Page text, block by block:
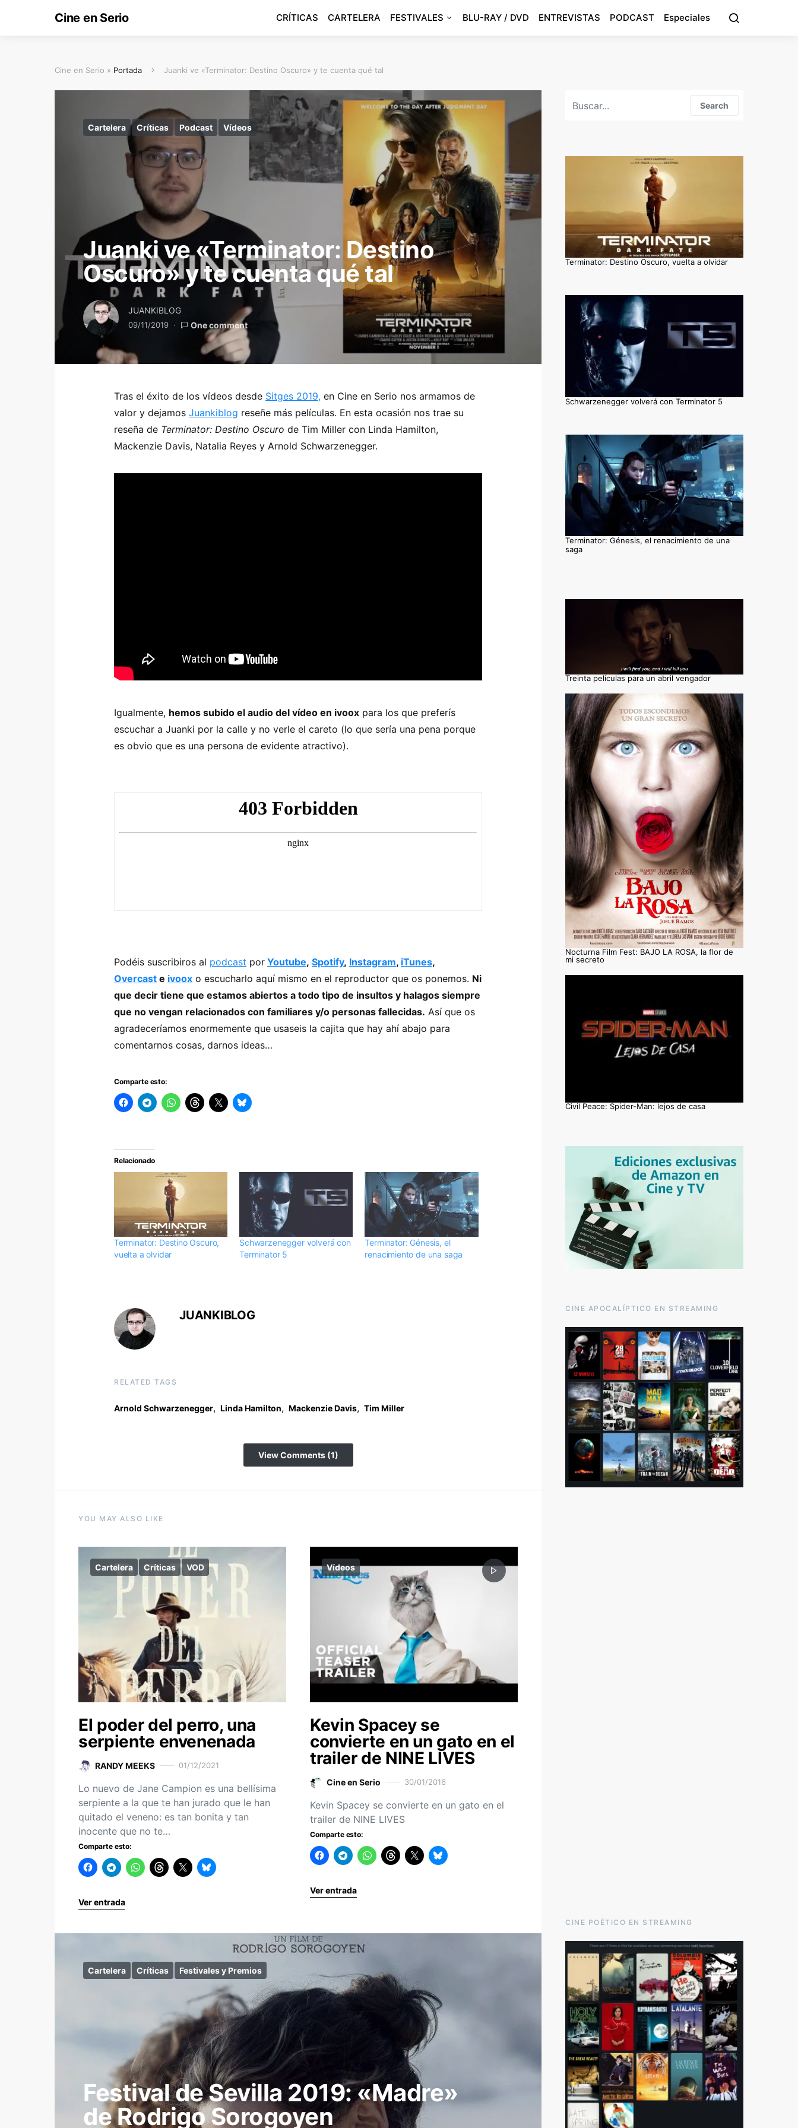
Cine en Serio CRÍTICAS CARTELERA FESTIVALES BLU-RAY / DVD ENTREVISTAS PODCAST Especiales
Cine en Serio » Portada Juanki ve «Terminator: Destino Oscuro» y te cuenta qué tal
Cartelera Críticas Podcast Vídeos
Juanki ve «Terminator: Destino
Oscuro» y te cuenta qué tal
JUANKIBLOG
09/11/2019 One comment
Tras el éxito de los vídeos desde Sitges 2019, en Cine en Serio nos armamos de
valor y dejamos Juankiblog reseñe más películas. En esta ocasión nos trae su
reseña de Terminator: Destino Oscuro de Tim Miller con Linda Hamilton,
Mackenzie Davis, Natalia Reyes y Arnold Schwarzenegger.
Igualmente, hemos subido el audio del vídeo en ivoox para los que preferís
escuchar a Juanki por la calle y no verle el careto (lo que sería una pena porque
es obvio que es una persona de evidente atractivo).
Podéis suscribiros al podcast por Youtube, Spotify, Instagram, iTunes,
Overcast e ivoox o escucharlo aquí mismo en el reproductor que os ponemos. Ni
que decir tiene que estamos abiertos a todo tipo de insultos y halagos siempre
que no vengan relacionados con familiares y/o personas fallecidas. Así que os
agradeceríamos enormemente que usaseis la cajita que hay ahí abajo para
comentarnos cosas, darnos ideas…
Comparte esto:
Relacionado
Terminator: Destino Oscuro,
vuelta a olvidar
Schwarzenegger volverá con
Terminator 5
Terminator: Génesis, el
renacimiento de una saga
JUANKIBLOG
RELATED TAGS
Arnold Schwarzenegger, Linda Hamilton, Mackenzie Davis, Tim Miller
View Comments (1)
YOU MAY ALSO LIKE
Cartelera Críticas VOD
El poder del perro, una
serpiente envenenada
RANDY MEEKS 01/12/2021
Lo nuevo de Jane Campion es una bellísima
serpiente a la que te han jurado que le han
quitado el veneno: es tan bonita y tan
inocente que no te…
Comparte esto:
Ver entrada
Vídeos
Kevin Spacey se
convierte en un gato en el
trailer de NINE LIVES
Cine en Serio 30/01/2016
Kevin Spacey se convierte en un gato en el
trailer de NINE LIVES
Comparte esto:
Ver entrada
Cartelera Críticas Festivales y Premios
Festival de Sevilla 2019: «Madre»
de Rodrigo Sorogoyen
Search
Terminator: Destino Oscuro, vuelta a olvidar
Schwarzenegger volverá con Terminator 5
Terminator: Génesis, el renacimiento de una
saga
Treinta películas para un abril vengador
Nocturna Film Fest: BAJO LA ROSA, la flor de
mi secreto
Civil Peace: Spider-Man: lejos de casa
CINE APOCALÍPTICO EN STREAMING
CINE POÉTICO EN STREAMING